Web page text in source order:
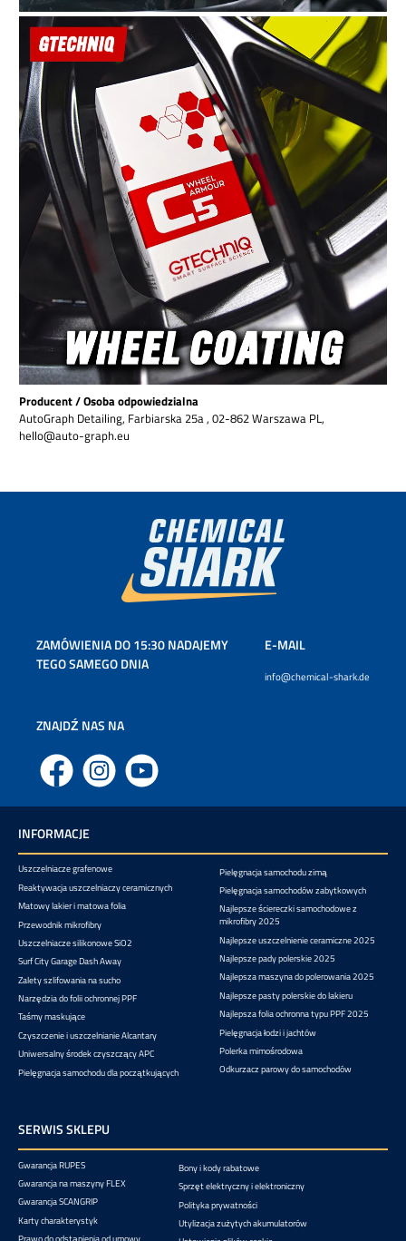
Producent / Osoba odpowiedzialna
AutoGraph Detailing, Farbiarska 25a , 02-862 Warszawa PL,
hello@auto-graph.eu
ZAMÓWIENIA DO 15:30 NADAJEMY
TEGO SAMEGO DNIA
E-MAIL
info@chemical-shark.de
ZNAJDŹ NAS NA
Facebook Instagram YouTube
INFORMACJE
Uszczelniacze grafenowe
Reaktywacja uszczelniaczy ceramicznych
Matowy lakier i matowa folia
Przewodnik mikrofibry
Uszczelniacze silikonowe SiO2
Surf City Garage Dash Away
Zalety szlifowania na sucho
Narzędzia do folii ochronnej PPF
Taśmy maskujące
Czyszczenie i uszczelnianie Alcantary
Uniwersalny środek czyszczący APC
Pielęgnacja samochodu dla początkujących
Pielęgnacja samochodu zimą
Pielęgnacja samochodów zabytkowych
Najlepsze ściereczki samochodowe z
mikrofibry 2025
Najlepsze uszczelnienie ceramiczne 2025
Najlepsze pady polerskie 2025
Najlepsza maszyna do polerowania 2025
Najlepsze pasty polerskie do lakieru
Najlepsza folia ochronna typu PPF 2025
Pielęgnacja łodzi i jachtów
Polerka mimośrodowa
Odkurzacz parowy do samochodów
SERWIS SKLEPU
Gwarancja RUPES
Gwarancja na maszyny FLEX
Gwarancja SCANGRIP
Karty charakterystyk
Bony i kody rabatowe
Sprzęt elektryczny i elektroniczny
Polityka prywatności
Utylizacja zużytych akumulatorów